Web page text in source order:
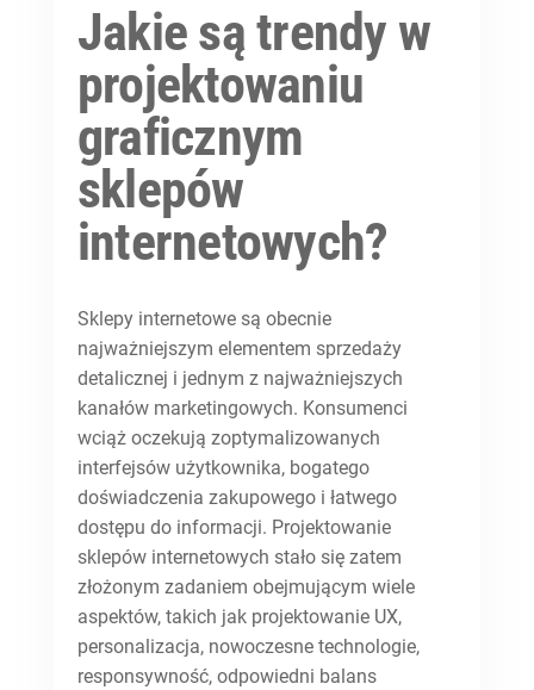
Jakie są trendy w
projektowaniu
graficznym
sklepów
internetowych?
Sklepy internetowe są obecnie
najważniejszym elementem sprzedaży
detalicznej i jednym z najważniejszych
kanałów marketingowych. Konsumenci
wciąż oczekują zoptymalizowanych
interfejsów użytkownika, bogatego
doświadczenia zakupowego i łatwego
dostępu do informacji. Projektowanie
sklepów internetowych stało się zatem
złożonym zadaniem obejmującym wiele
aspektów, takich jak projektowanie UX,
personalizacja, nowoczesne technologie,
responsywność, odpowiedni balans